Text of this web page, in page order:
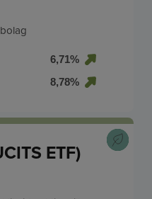
6,71%
8,78%
ETF)